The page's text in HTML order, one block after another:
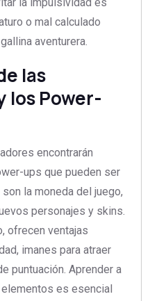
o mal calculado
aventurera.
las
los Power-
encontrarán
ups que pueden ser
la moneda del juego,
personajes y skins.
ofrecen ventajas
imanes para atraer
puntuación. Aprender a
es esencial